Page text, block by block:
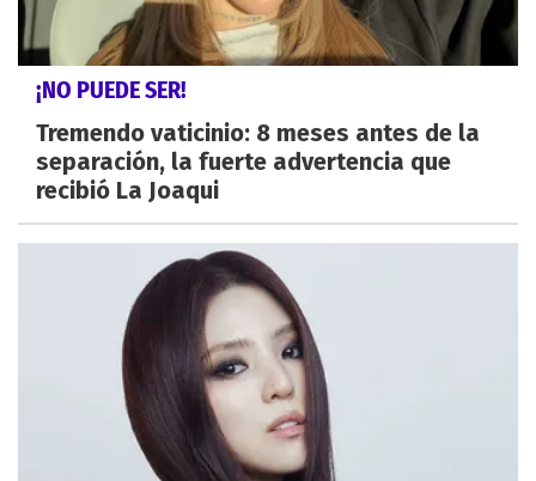
¡NO PUEDE SER!
Tremendo vaticinio: 8 meses antes de la
separación, la fuerte advertencia que
recibió La Joaqui